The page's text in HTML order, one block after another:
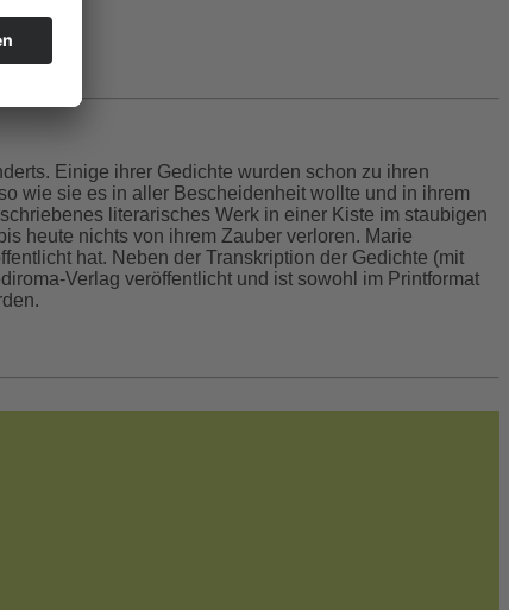
Einige ihrer Gedichte wurden schon zu ihren
wie sie es in aller Bescheidenheit wollte und in ihrem
literarisches Werk in einer Kiste im staubigen
heute nichts von ihrem Zauber verloren. Marie
hat. Neben der Transkription der Gedichte (mit
Verlag veröffentlicht und ist sowohl im Printformat